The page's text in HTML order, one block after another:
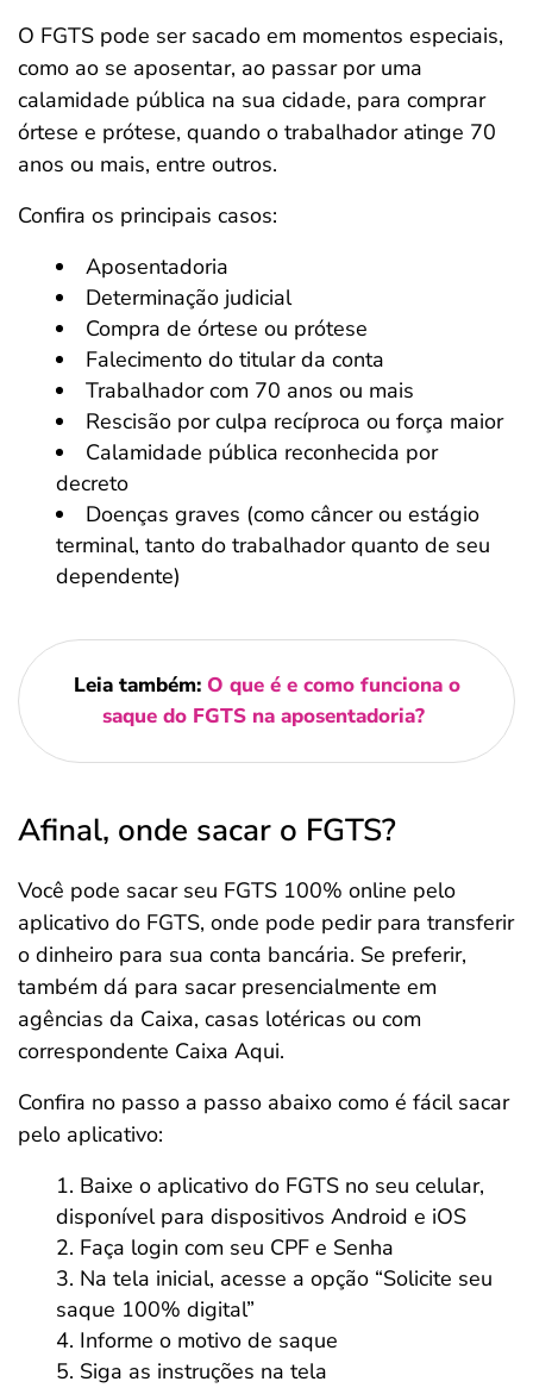
O FGTS pode ser sacado em momentos especiais,
como ao se aposentar, ao passar por uma
calamidade pública na sua cidade, para comprar
órtese e prótese, quando o trabalhador atinge 70
anos ou mais, entre outros.
Confira os principais casos:
Aposentadoria
Determinação judicial
Compra de órtese ou prótese
Falecimento do titular da conta
Trabalhador com 70 anos ou mais
Rescisão por culpa recíproca ou força maior
Calamidade pública reconhecida por
decreto
Doenças graves (como câncer ou estágio
terminal, tanto do trabalhador quanto de seu
dependente)
Leia também: O que é e como funciona o
saque do FGTS na aposentadoria?
Afinal, onde sacar o FGTS?
Você pode sacar seu FGTS 100% online pelo
aplicativo do FGTS, onde pode pedir para transferir
o dinheiro para sua conta bancária. Se preferir,
também dá para sacar presencialmente em
agências da Caixa, casas lotéricas ou com
correspondente Caixa Aqui.
Confira no passo a passo abaixo como é fácil sacar
pelo aplicativo:
Baixe o aplicativo do FGTS no seu celular,
disponível para dispositivos Android e iOS
Faça login com seu CPF e Senha
Na tela inicial, acesse a opção “Solicite seu
saque 100% digital”
Informe o motivo de saque
Siga as instruções na tela